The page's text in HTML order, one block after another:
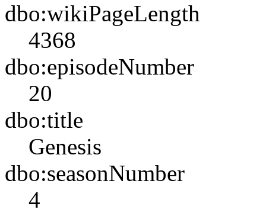
dbo:wikiPageLength
4368
dbo:episodeNumber
20
dbo:title
Genesis
dbo:seasonNumber
4